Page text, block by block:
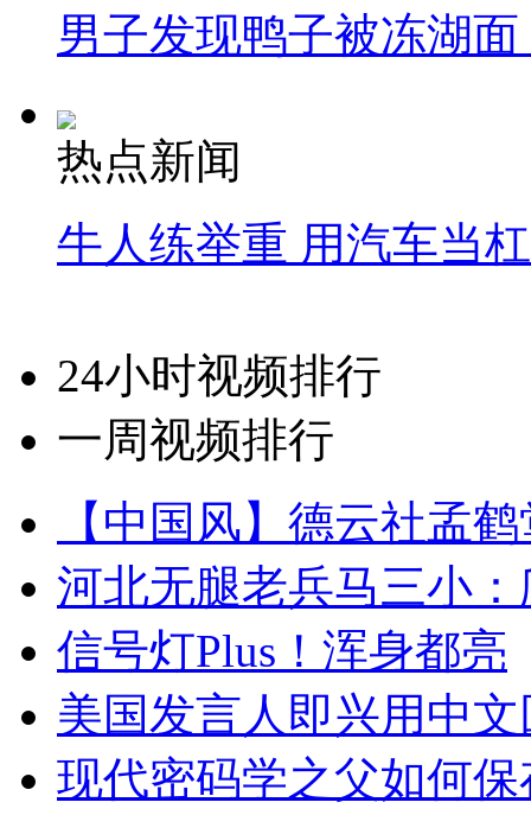
男子发现鸭子被冻湖
热点新闻
牛人练举重 用汽车当
24小时视频排行
一周视频排行
【中国风】德云社孟
河北无腿老兵马三小
信号灯Plus！浑身都亮
美国发言人即兴用中
现代密码学之父如何